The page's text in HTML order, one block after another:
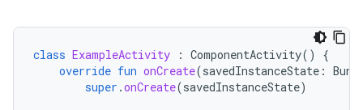
class ExampleActivity : ComponentActivity()
{
override fun onCreate(savedInstanceState :
super .onCreate(savedInstanceState)